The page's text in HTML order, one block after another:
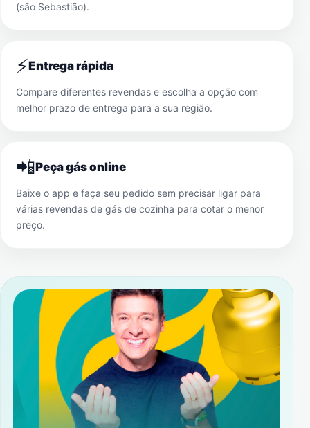
(são Sebastião).
⚡Entrega rápida
Compare diferentes revendas e escolha a opção com
melhor prazo de entrega para a sua região.
📲Peça gás online
Baixe o app e faça seu pedido sem precisar ligar para
várias revendas de gás de cozinha para cotar o menor
preço.